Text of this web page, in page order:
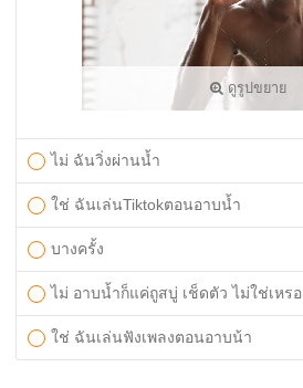
ดูรูปขยาย
ไม่ ฉันวิ่งผ่านน้ำ
ใช่ ฉันเล่นTiktokตอนอาบน้ำ
บางครั้ง
ไม่ อาบน้ำก็แค่ถูสบู่ เช็ดตัว ไม่ใช่เหรอ
ใช่ ฉันเล่นฟังเพลงตอนอาบน้า